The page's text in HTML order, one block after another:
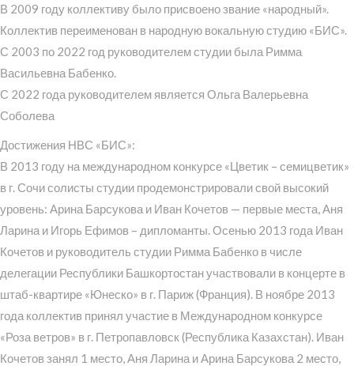
В 2009 году коллективу было присвоено звание «народный».
Коллектив переименован в народную вокальную студию «БИС».
С 2003 по 2022 год руководителем студии была Римма
Васильевна Бабенко.
С 2022 года руководителем является Ольга Валерьевна
Соболева
Достижения НВС «БИС»:
В 2013 году на международном конкурсе «Цветик – семицветик»
в г. Сочи солисты студии продемонстрировали свой высокий
уровень: Арина Барсукова и Иван Кочетов — первые места, Аня
Ларина и Игорь Ефимов – дипломанты. Осенью 2013 года Иван
Кочетов и руководитель студии Римма Бабенко в числе
делегации Республики Башкортостан участвовали в концерте в
штаб-квартире «Юнеско» в г. Париж (Франция). В ноябре 2013
года коллектив принял участие в Международном конкурсе
«Роза ветров» в г. Петропавловск (Республика Казахстан). Иван
Кочетов занял 1 место, Аня Ларина и Арина Барсукова 2 место,